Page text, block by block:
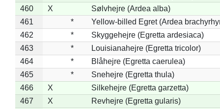
460
X
Sølvhejre (Ardea alba)
461
*
Yellow-billed Egret (Ardea
462
*
Skyggehejre (Egretta ardesiaca)
463
*
Louisianahejre (Egretta tricolor)
464
*
Blåhejre (Egretta caerulea)
465
*
Snehejre (Egretta thula)
466
X
Silkehejre (Egretta garzetta)
467
X
Revhejre (Egretta gularis)